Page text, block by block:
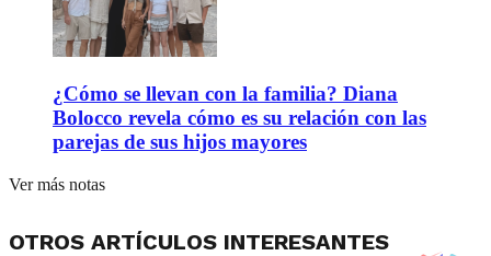
¿Cómo se llevan con la familia? Diana
Bolocco revela cómo es su relación con las
parejas de sus hijos mayores
Ver más notas
OTROS ARTÍCULOS INTERESANTES